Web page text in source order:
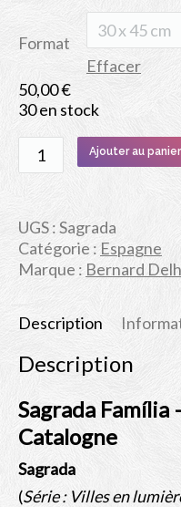
Format
Effacer
50,00€
30 en stock
quantité
Ajouter au panier
UGS :Sagrada
Catégorie : Espagne
Marque : Bernard
Description
Description
Sagrada Família
Catalogne
Sagrada
(Série : Villes en